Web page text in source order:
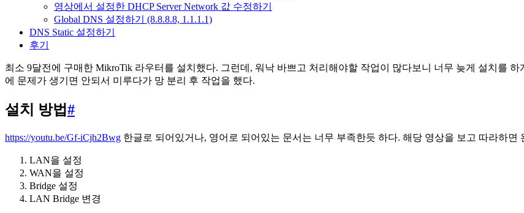
영상에서 설정한 DHCP Server Network 값 수정하기
Global DNS 설정하기 (8.8.8.8, 1.1.1.1)
DNS Static 설정하기
후기
최소 9달전에 구매한 MikroTik 라우터를 설치했다. 그런데, 워낙 바쁘고 처리해야할 작업이 많다보니 너무 늦게 설치를
에 문제가 생기면 안되서 미루다가 망 분리 후 작업을 했다.
설치 방법#
https://youtu.be/Gf-iCjh2Bwg 한글로 되어있거나, 영어로 되어있는 문서는 너무 부족한듯 하다. 해당 영상을 보고 따라하면
LAN을 설정
WAN을 설정
Bridge 설정
LAN Bridge 변경